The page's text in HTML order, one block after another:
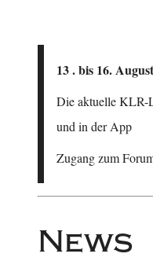
13 . bis 16.
Die aktuelle KLR-
und in der App
Zugang zum
News